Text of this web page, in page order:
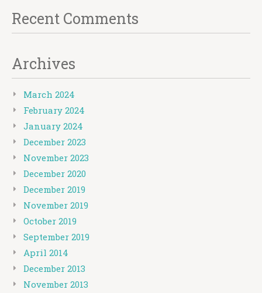
Recent Comments
Archives
March 2024
February 2024
January 2024
December 2023
November 2023
December 2020
December 2019
November 2019
October 2019
September 2019
April 2014
December 2013
November 2013